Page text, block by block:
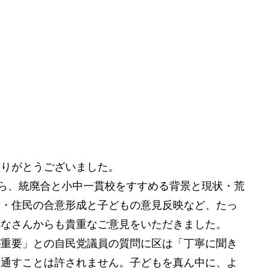
がとうございました。
、統廃合と小中一貫校をすすめる背景と現状・荒
住民の合意形成と子どもの意見反映など、たっ
さんからも貴重なご意見をいただきました。
要」との自民党議員の質問に区は「丁寧に聞き
すことは許されません。子どもを真ん中に、よ